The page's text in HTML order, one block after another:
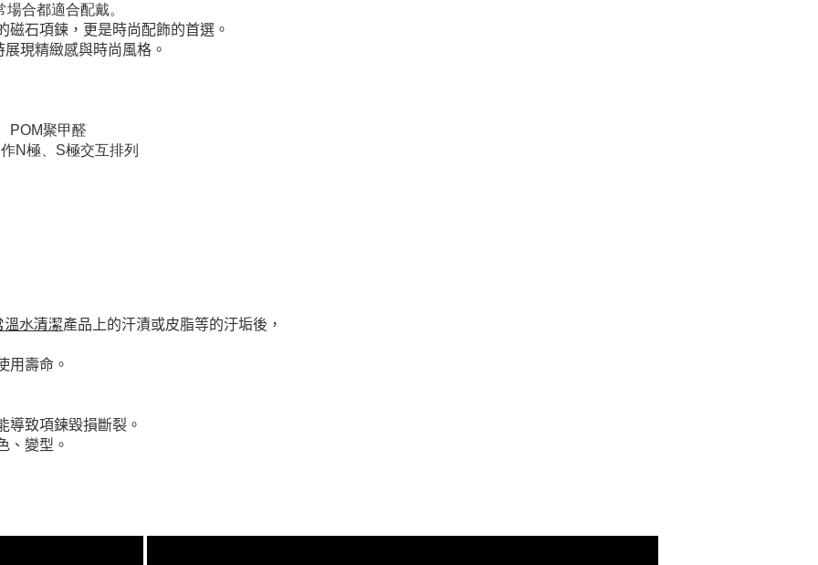
合都適合配戴。
石項鍊，更是時尚配飾的首選。
現精緻感與時尚風格。
POM聚甲醛
N極、S極交互排列
水清潔產品上的汗漬或皮脂等的汙垢後，
用壽命。
導致項鍊毀損斷裂。
、變型。